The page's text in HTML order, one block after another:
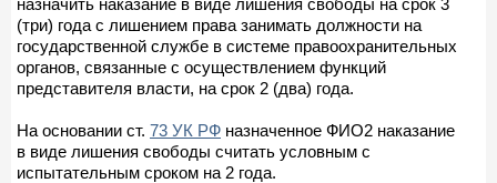
(три) года с лишением права занимать должности на
государственной службе в системе правоохранительных
органов, связанные с осуществлением функций
представителя власти, на срок 2 (два) года.
На основании ст. 73 УК РФ назначенное ФИО2 наказание
в виде лишения свободы считать условным с
испытательным сроком на 2 года.